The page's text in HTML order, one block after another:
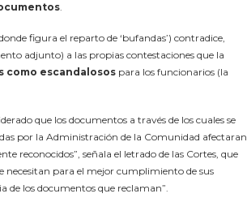
.
figura el reparto de ‘bufandas’) contradice,
adjunto) a las propias contestaciones que la
como escandalosos para los funcionarios (la
que los documentos a través de los cuales se
por la Administración de la Comunidad afectaran
reconocidos”, señala el letrado de las Cortes, que
necesitan para el mejor cumplimiento de sus
de los documentos que reclaman”.